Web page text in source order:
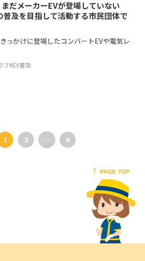
だメーカーEVが登場していない
普及を目指して活動する市民団体で
っかけに登場したコンバートEVや電気レ
ブ#EV普及
1 2 … 6